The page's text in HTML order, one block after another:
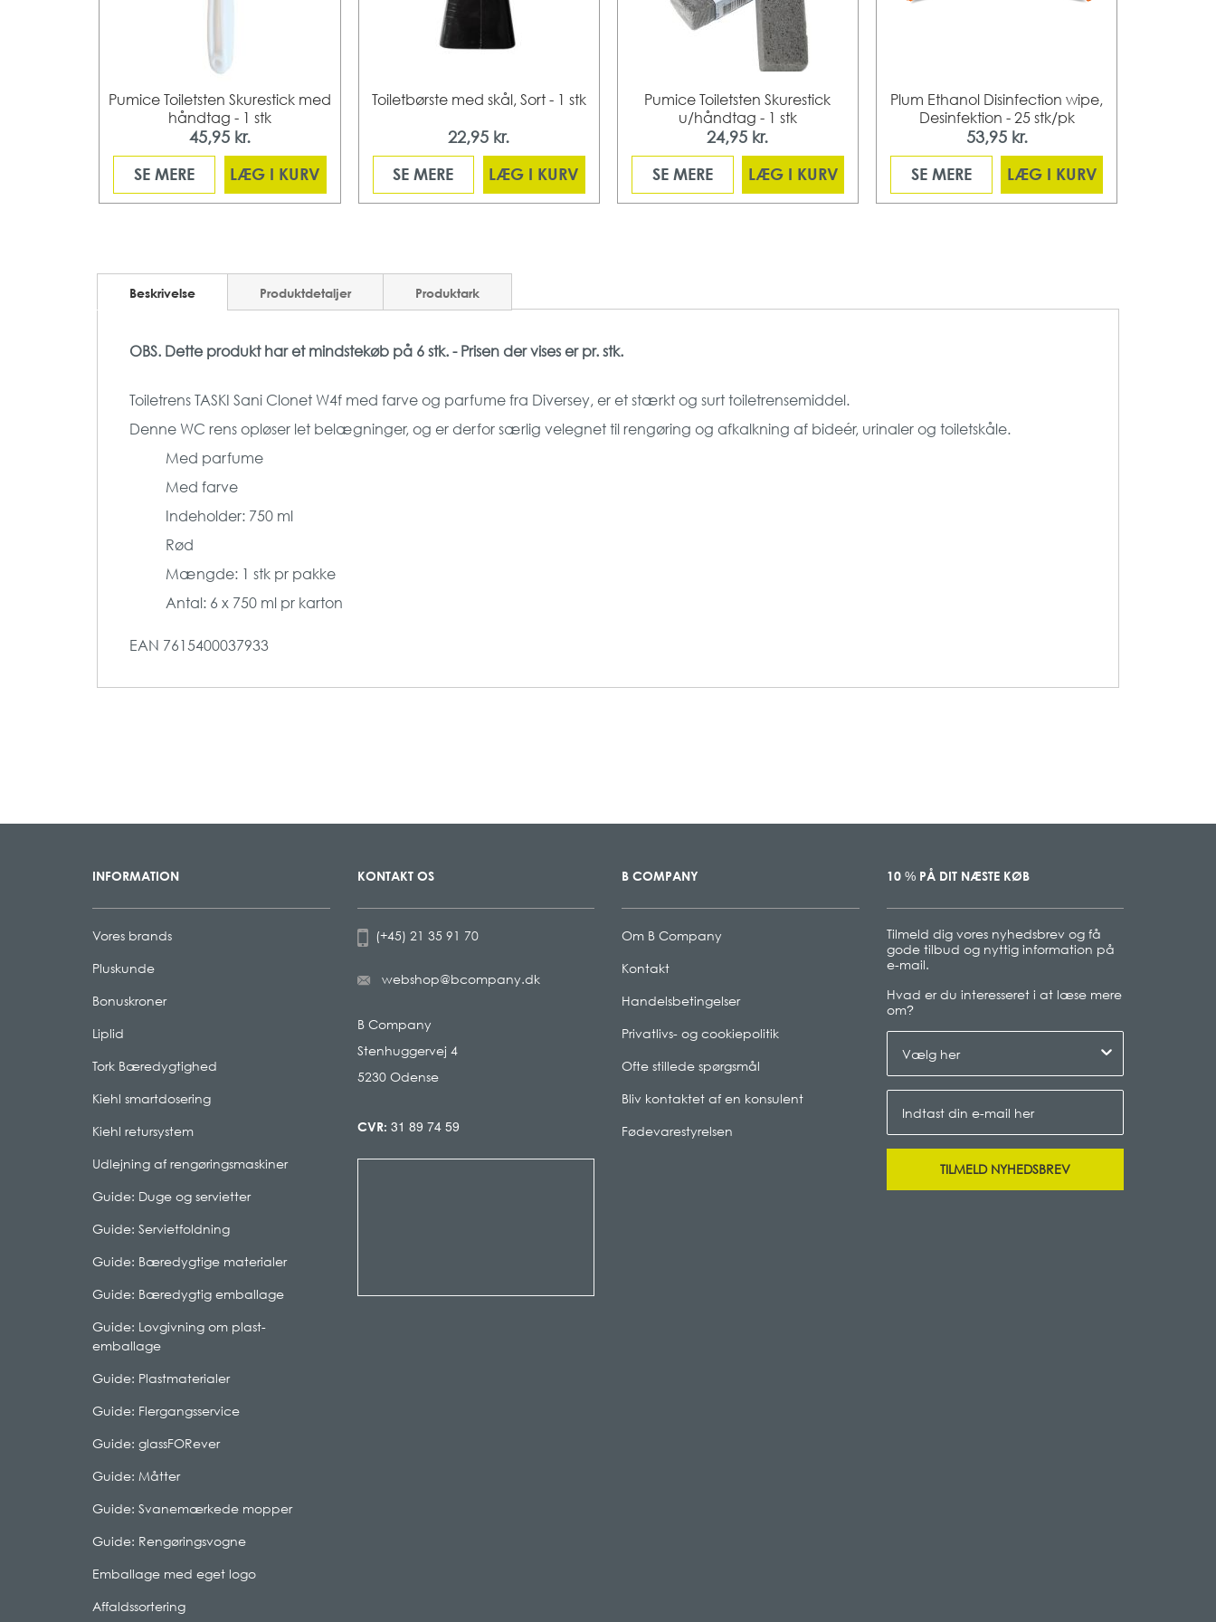
Pumice Toiletsten Skurestick med
håndtag - 1 stk
45,95 kr.
SE MERE
LÆG I KURV
Toiletbørste med skål, Sort - 1 stk
22,95 kr.
SE MERE
LÆG I KURV
Pumice Toiletsten Skurestick
u/håndtag - 1 stk
24,95 kr.
SE MERE
LÆG I KURV
Plum Ethanol Disinfection wipe,
Desinfektion - 25 stk/pk
53,95 kr.
SE MERE
LÆG I KURV
Beskrivelse
OBS. Dette produkt har et mindstekøb på 6 stk. - Prisen der vises er pr. stk.
Toiletrens TASKI Sani Clonet W4f med farve og parfume fra Diversey, er et stærkt og surt toiletrensemiddel.
Denne WC rens opløser let belægninger, og er derfor særlig velegnet til rengøring og afkalkning af bideér, urinaler og toiletskåle.
Med parfume
Med farve
Indeholder: 750 ml
Rød
Mængde: 1 stk pr pakke
Antal: 6 x 750 ml pr karton
EAN 7615400037933
Produktdetaljer Produktark
INFORMATION
Vores brands
Pluskunde
Bonuskroner
Liplid
Tork Bæredygtighed
Kiehl smartdosering
Kiehl retursystem
Udlejning af rengøringsmaskiner
Guide: Duge og servietter
Guide: Servietfoldning
Guide: Bæredygtige materialer
Guide: Bæredygtig emballage
Guide: Lovgivning om plast-
emballage
Guide: Plastmaterialer
Guide: Flergangsservice
Guide: glassFORever
Guide: Måtter
Guide: Svanemærkede mopper
Guide: Rengøringsvogne
Emballage med eget logo
Affaldssortering
KONTAKT OS
(+45) 21 35 91 70
webshop@bcompany.dk
B Company
Stenhuggervej 4
5230 Odense
CVR: 31 89 74 59
B COMPANY
Om B Company
Kontakt
Handelsbetingelser
Privatlivs- og cookiepolitik
Ofte stillede spørgsmål
Bliv kontaktet af en konsulent
Fødevarestyrelsen
10 %PÅ DIT NÆSTE KØB
Tilmeld dig vores nyhedsbrev og få
gode tilbud og nyttig information på
e-mail.
Hvad er du interesseret i at læse mere
om?
TILMELD NYHEDSBREV